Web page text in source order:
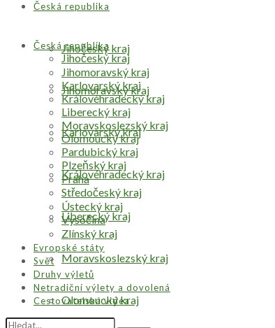
Česká republika
Jihočeský kraj
Jihomoravský kraj
Karlovarský kraj
Královéhradecký kraj
Liberecký kraj
Moravskoslezský kraj
Olomoucký kraj
Česká republika
Jihočeský kraj
Jihomoravský kraj
Karlovarský kraj
Královéhradecký kraj
Liberecký kraj
Moravskoslezský kraj
Olomoucký kraj
Pardubický kraj
Plzeňský kraj
Praha
Středočeský kraj
Ústecký kraj
Vysočina
Zlínský kraj
Evropské státy
Svět
Druhy výletů
Netradiční výlety a dovolená
Cestovatelská videa